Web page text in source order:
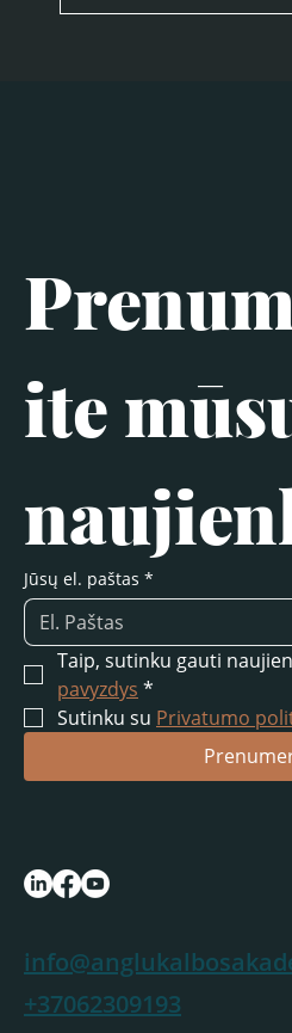
+37062309193
ite
Jūsų el. paštas *
Taip, sutinku gauti
pavyzdys *
Sutinku su Privatumo